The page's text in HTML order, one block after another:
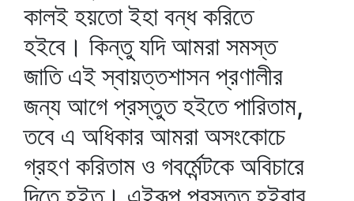
কালই হয়তো ইহা বন্ধ করিতে
হইবে। কিন্তু যদি আমরা সমস্ত
জাতি এই স্বায়ত্তশাসন প্রণালীর
জন্য আগে প্রস্তুত হইতে পারিতাম,
তবে এ অধিকার আমরা অসংকোচে
গ্রহণ করিতাম ও গবর্মেন্টকে অবিচারে